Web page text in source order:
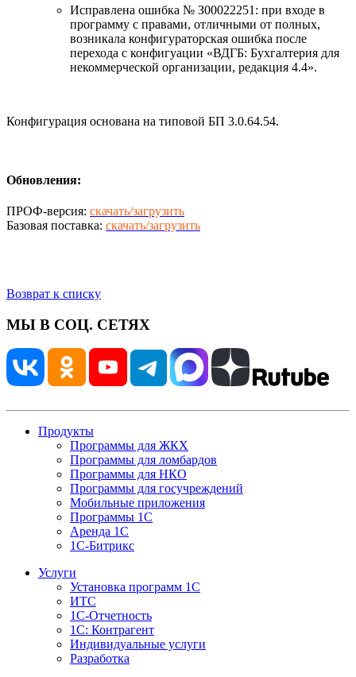
Исправлена ошибка № З00022251: при входе в
программу с правами, отличными от полных,
возникала конфигураторская ошибка после
перехода с конфигуации «ВДГБ: Бухгалтерия для
некоммерческой организации, редакция 4.4».
Конфигурация основана на типовой БП 3.0.64.54.
Обновления:
ПРОФ-версия: скачать/загрузить
Базовая поставка: скачать/загрузить
Возврат к списку
МЫ В СОЦ. СЕТЯХ
Продукты
Программы для ЖКХ
Программы для ломбардов
Программы для НКО
Программы для госучреждений
Мобильные приложения
Программы 1С
Аренда 1С
1С-Битрикс
Услуги
Установка программ 1С
ИТС
1С-Отчетность
1С: Контрагент
Индивидуальные услуги
Разработка